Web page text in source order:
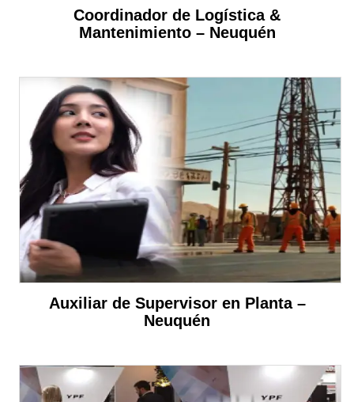
Coordinador de Logística &
Mantenimiento – Neuquén
Auxiliar de Supervisor en Planta –
Neuquén